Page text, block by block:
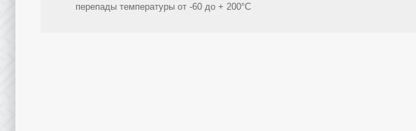
перепады температуры от -60 до + 200°C